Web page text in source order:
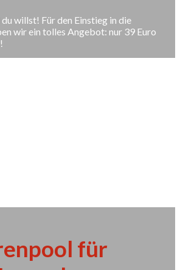
du willst! Für den Einstieg in die
wir ein tolles Angebot: nur 39 Euro
für